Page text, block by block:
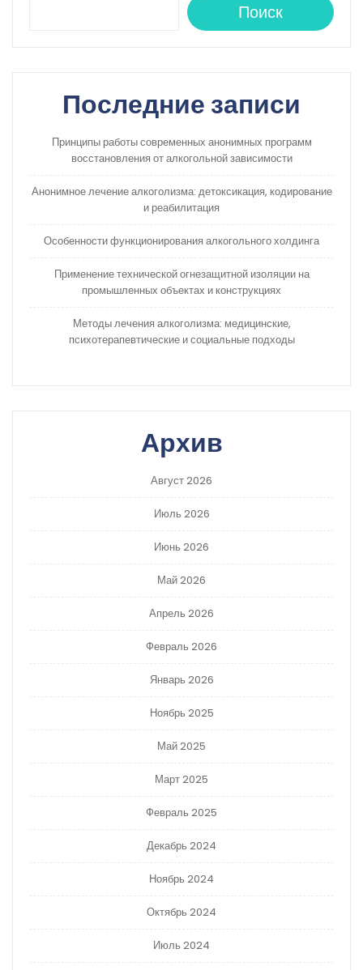
Поиск
Последние записи
Принципы работы современных анонимных программ
восстановления от алкогольной зависимости
Анонимное лечение алкоголизма: детоксикация, кодирование
и реабилитация
Особенности функционирования алкогольного холдинга
Применение технической огнезащитной изоляции на
промышленных объектах и конструкциях
Методы лечения алкоголизма: медицинские,
психотерапевтические и социальные подходы
Архив
Август 2026
Июль 2026
Июнь 2026
Май 2026
Апрель 2026
Февраль 2026
Январь 2026
Ноябрь 2025
Май 2025
Март 2025
Февраль 2025
Декабрь 2024
Ноябрь 2024
Октябрь 2024
Июль 2024